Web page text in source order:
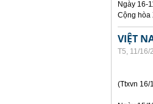
Ngày 16-
Cộng hòa
VIỆT
T5, 11/16/
(Ttxvn 16/